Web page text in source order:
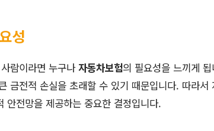
성
람이라면 누구나자동차보험의 필요성을 느끼게
금전적 손실을 초래할 수 있기 때문입니다. 따라
안전망을 제공하는 중요한 결정입니다.